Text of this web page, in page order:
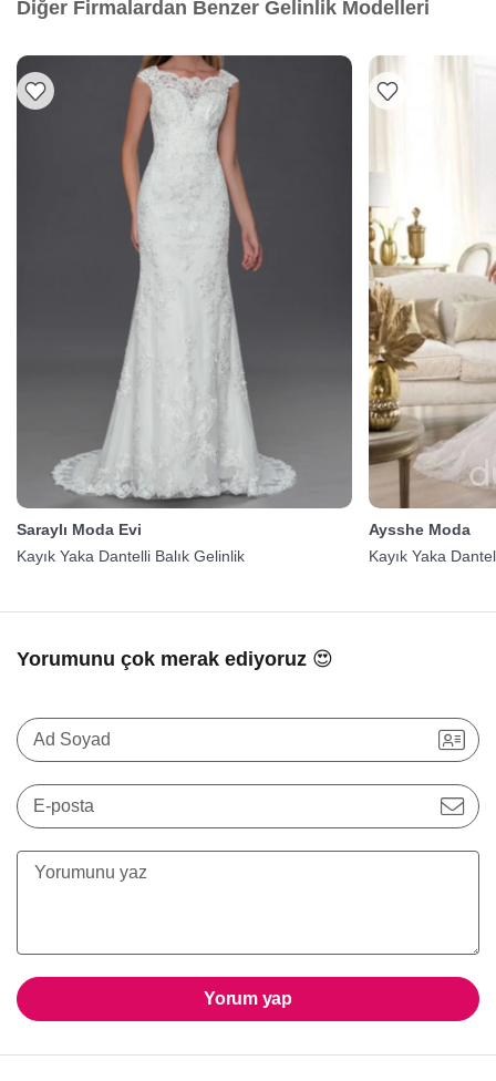
Diğer Firmalardan Benzer Gelinlik Modelleri
Saraylı Moda Evi
Kayık Yaka Dantelli Balık Gelinlik
Aysshe Moda
Kayık Yaka
Yorumunu çok merak ediyoruz 😍
Ad Soyad
E-posta
Yorum yap